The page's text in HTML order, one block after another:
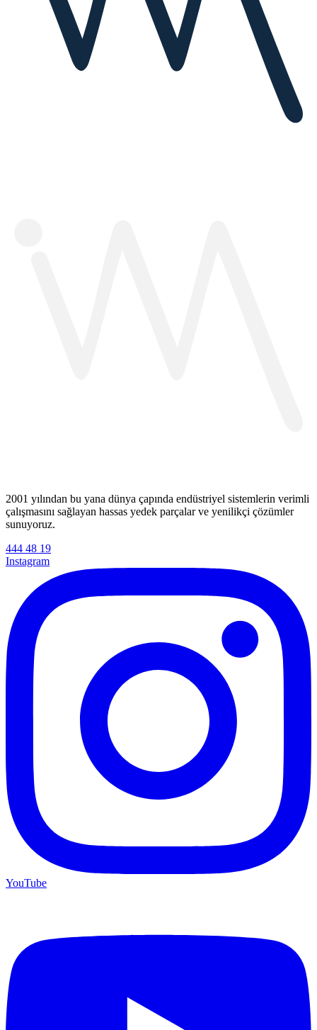
2001 yılından bu yana dünya çapında endüstriyel sistemlerin verimli
çalışmasını sağlayan hassas yedek parçalar ve yenilikçi çözümler
sunuyoruz.
444 48 19
Instagram
YouTube